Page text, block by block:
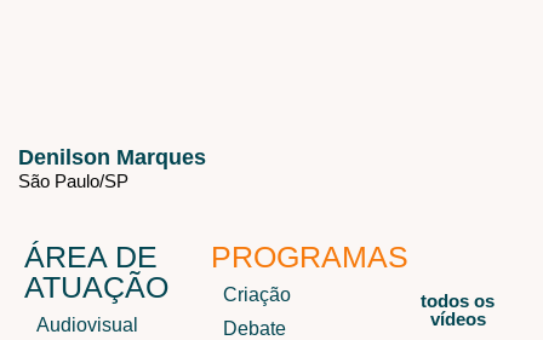
Denilson Marques
São Paulo/SP
ÁREA DE
ATUAÇÃO
Audiovisual
PROGRAMAS
Criação
Debate
todos os
vídeos